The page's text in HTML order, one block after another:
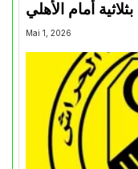
Mai 1, 2026